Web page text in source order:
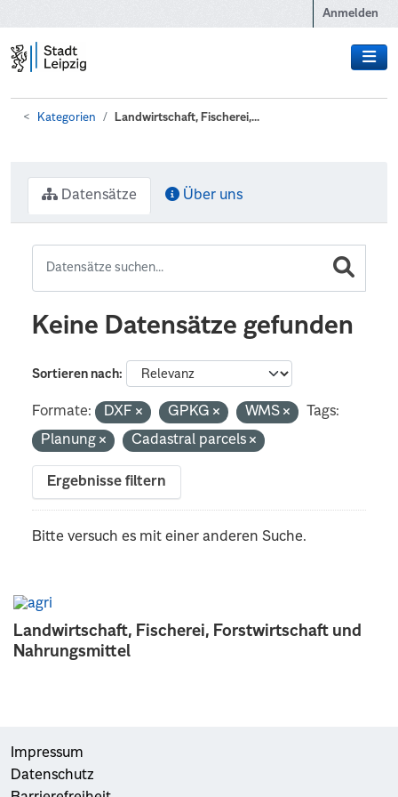
Anmelden
Kategorien Landwirtschaft, Fischerei,...
Landwirtschaft, Fischerei, Forstwirtschaft und
Nahrungsmittel
Datensätze Über uns
Keine Datensätze gefunden
Sortieren nach
Formate: DXF GPKG WMS
Tags:
Planung
Cadastral parcels
Ergebnisse filtern
Bitte versuch es mit einer anderen Suche.
Impressum
Datenschutz